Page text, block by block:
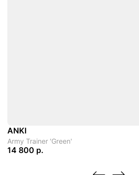
ANKI
Army Trainer 'Green'
14 800 р.